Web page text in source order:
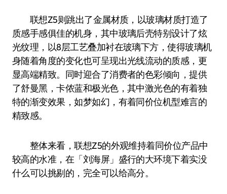
联想Z5则跳出了金属材质，以玻璃材质打造了
质感手感俱佳的机身，其中玻璃后壳特别设计了炫
光纹理，以8层工艺叠加衬在玻璃下方，使得玻璃机
身随着角度的变化也可呈现出光线流动的质感，更
显高端精致。同时迎合了消费者的色彩倾向，提供
了舒曼黑，卡侬蓝和极光色，其中激光色的有着独
特的渐变效果，如梦如幻，有着同价位机型难言的
精致感。
整体来看，联想Z5的外观维持着同价位产品中
较高的水准，在「刘海屏」盛行的大环境下着实没
什么可以挑剔的，完全可以给高分。